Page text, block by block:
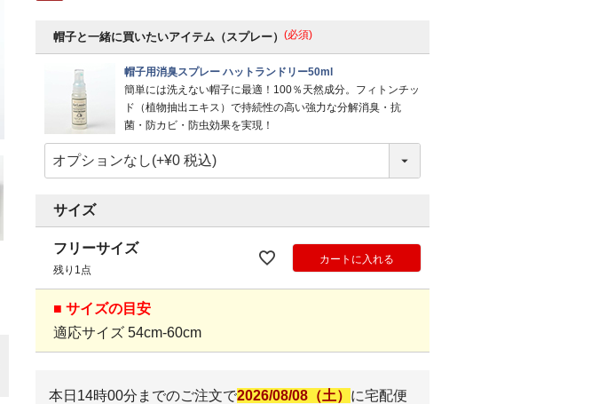
帽子と一緒に買いたいアイテム（スプレー） (必須)
帽子用消臭スプレー ハットランドリー50ml
簡単には洗えない帽子に最適！100％天然成分。フィトンチッ
ド（植物抽出エキス）で持続性の高い強力な分解消臭・抗
菌・防カビ・防虫効果を実現！
サイズ
フリーサイズ
残り1点
カートに入れる
■ サイズの目安
適応サイズ 54cm-60cm
本日 14時00分 までのご注文で2026/08/08（土） に宅配便